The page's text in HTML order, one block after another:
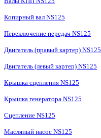
Копирный вал NS125
Переключение передач NS125
Двигатель (правый картер) NS125
Двигатель (левый картер) NS125
Крышка сцепления NS125
Крышка генератора NS125
Сцепление NS125
Масляный насос NS125